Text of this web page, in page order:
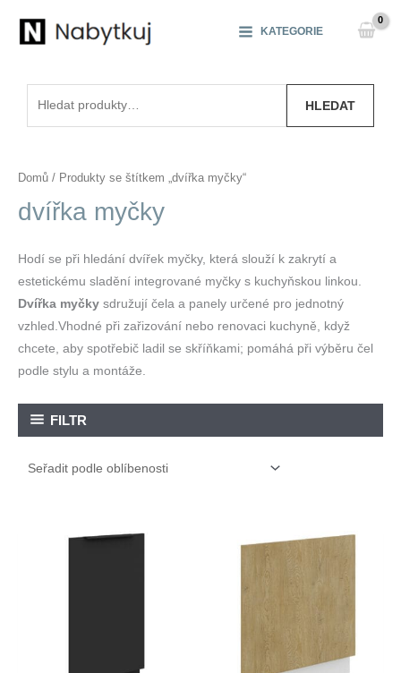
KATEGORIE
HLEDAT
Domů / Produkty se štítkem „dvířka myčky“
dvířka myčky
Hodí se při hledání dvířek myčky, která slouží k zakrytí a
estetickému sladění integrované myčky s kuchyňskou linkou.
Dvířka myčky sdružují čela a panely určené pro jednotný
vzhled.Vhodné při zařizování nebo renovaci kuchyně, když
chcete, aby spotřebič ladil se skříňkami; pomáhá při výběru čel
podle stylu a montáže.
FILTR